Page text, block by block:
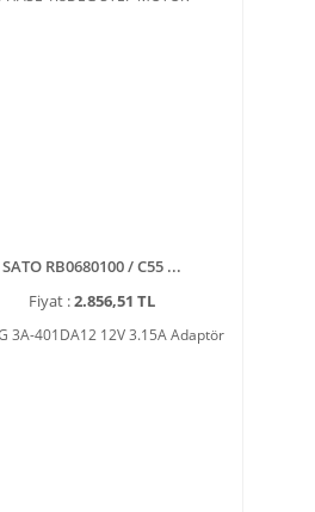
SATO RB0680100 / C55 ...
Fiyat :2.856,51 TL